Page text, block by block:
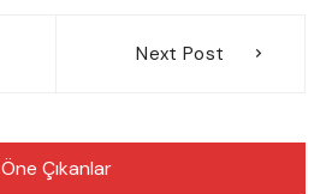
Next Post
Öne Çıkanlar